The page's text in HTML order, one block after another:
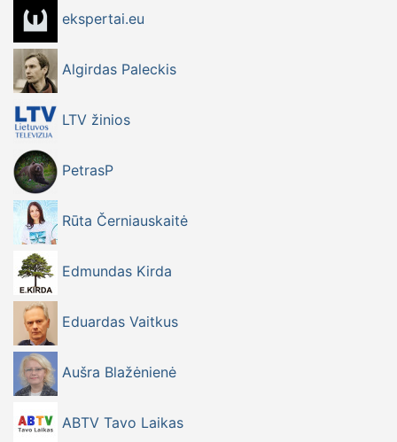
ekspertai.eu
Algirdas Paleckis
LTV žinios
PetrasP
Rūta Černiauskaitė
Edmundas Kirda
Eduardas Vaitkus
Aušra Blažėnienė
ABTV Tavo Laikas